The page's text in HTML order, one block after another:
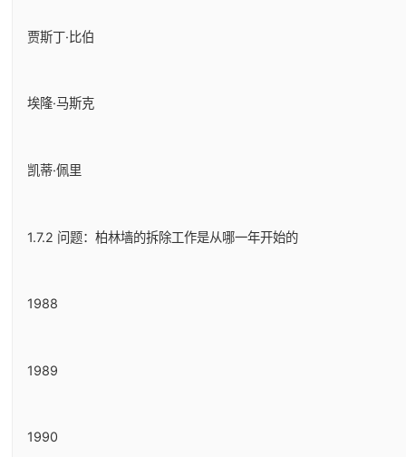
贾斯丁·比伯
埃隆·马斯克
凯蒂·佩里
1.7.2 问题：柏林墙的拆除工作是从哪一年开始的
1988
1989
1990